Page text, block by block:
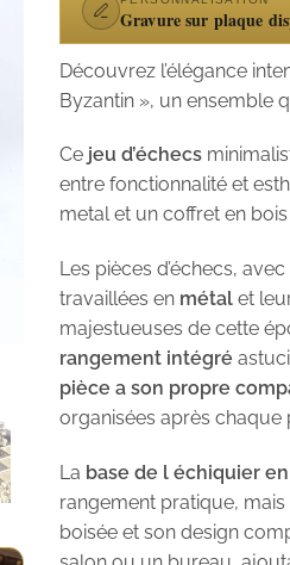
Gravure sur plaque
Découvrez l’élégance
Byzantin », un ensemble
Ce jeu d’échecs
entre fonctionnalité et
metal et un coffret en bois
Les pièces d’échecs,
travaillées en métal et
majestueuses de cette
rangement intégré
pièce a son propre
organisées après chaque
La base de l échiquier
rangement pratique,
boisée et son design